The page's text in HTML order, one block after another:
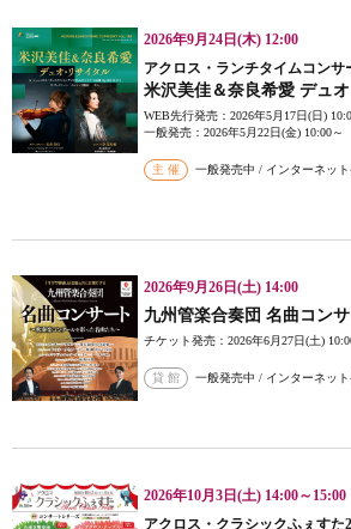
2026年9月24日(木) 12:00
アクロス・ランチタイムコンサ
米沢美佳＆奈良希愛 デュ
WEB先行発売：2026年5月17日(日)
一般発売：2026年5月22日(金) 10:00～
主 催 一般発売中 / インターネット
2026年9月26日(土) 14:00
九州管楽合奏団 名曲コン
チケット発売：2026年6月27日(土)
貸 館 一般発売中 / インターネット
2026年10月3日(土) 14:00～15:00
アクロス・クラシックふぇすた